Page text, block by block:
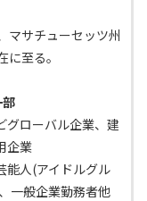
マサチューセッツ州
至る。
グローバル企業、建
企業
能人(アイドルグル
一般企業勤務者他